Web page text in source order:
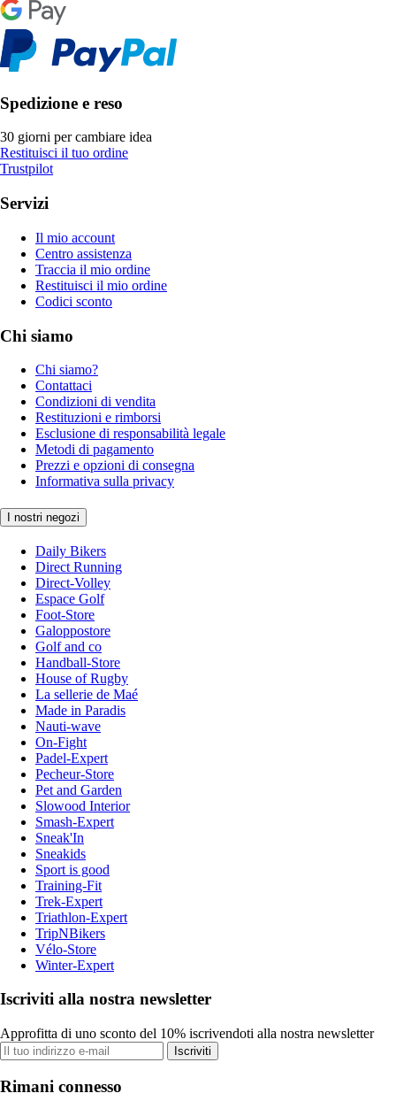
Spedizione e reso
30 giorni per cambiare idea
Restituisci il tuo ordine
Trustpilot
Servizi
Il mio account
Centro assistenza
Traccia il mio ordine
Restituisci il mio ordine
Codici sconto
Chi siamo
Chi siamo?
Contattaci
Condizioni di vendita
Restituzioni e rimborsi
Esclusione di responsabilità legale
Metodi di pagamento
Prezzi e opzioni di consegna
Informativa sulla privacy
I nostri negozi
Daily Bikers
Direct Running
Direct-Volley
Espace Golf
Foot-Store
Galoppostore
Golf and co
Handball-Store
House of Rugby
La sellerie de Maé
Made in Paradis
Nauti-wave
On-Fight
Padel-Expert
Pecheur-Store
Pet and Garden
Slowood Interior
Smash-Expert
Sneak'In
Sneakids
Sport is good
Training-Fit
Trek-Expert
Triathlon-Expert
TripNBikers
Vélo-Store
Winter-Expert
Iscriviti alla nostra newsletter
Approfitta di uno sconto del 10% iscrivendoti alla nostra newsletter
Iscriviti
Rimani connesso